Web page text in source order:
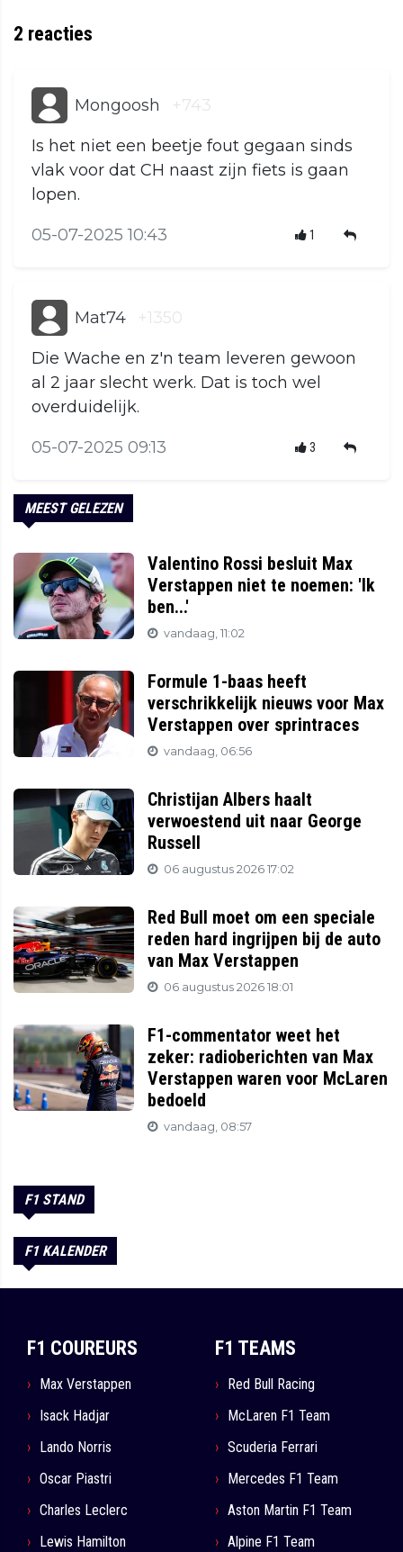
2 reacties
Mongoosh +743
Is het niet een beetje fout gegaan sinds
vlak voor dat CH naast zijn fiets is gaan
lopen.
05-07-2025 10:43 1
Mat74 +1350
Die Wache en z'n team leveren gewoon
al 2 jaar slecht werk. Dat is toch wel
overduidelijk.
05-07-2025 09:13 3
MEEST GELEZEN
Valentino Rossi besluit Max
Verstappen niet te noemen: 'Ik
ben...'
vandaag, 11:02
Formule 1-baas heeft
verschrikkelijk nieuws voor Max
Verstappen over sprintraces
vandaag, 06:56
Christijan Albers haalt
verwoestend uit naar George
Russell
06 augustus 2026 17:02
Red Bull moet om een speciale
reden hard ingrijpen bij de auto
van Max Verstappen
06 augustus 2026 18:01
F1-commentator weet het
zeker: radioberichten van Max
Verstappen waren voor McLaren
bedoeld
vandaag, 08:57
F1 STAND
F1 KALENDER
F1 COUREURS
Max Verstappen
Isack Hadjar
Lando Norris
Oscar Piastri
Charles Leclerc
Lewis Hamilton
F1 TEAMS
Red Bull Racing
McLaren F1 Team
Scuderia Ferrari
Mercedes F1 Team
Aston Martin F1 Team
Alpine F1 Team